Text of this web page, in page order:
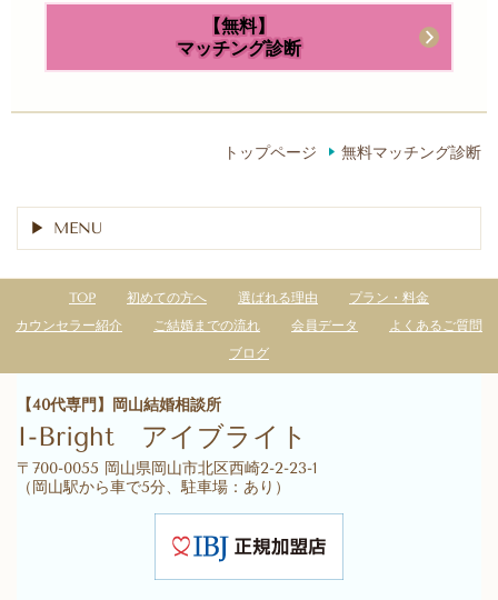
【無料】
マッチング診断
トップページ 無料マッチング診断
MENU
TOP 初めての方へ 選ばれる理由
プラン・料金
カウンセラー紹介
ご結婚までの流れ 会員データ
よくあるご質問
ブログ
【40代専門】岡山結婚相談所
I-Bright アイブライト
〒700-0055 岡山県岡山市北区西崎2-2-23-1
（岡山駅から車で5分、駐車場：あり）